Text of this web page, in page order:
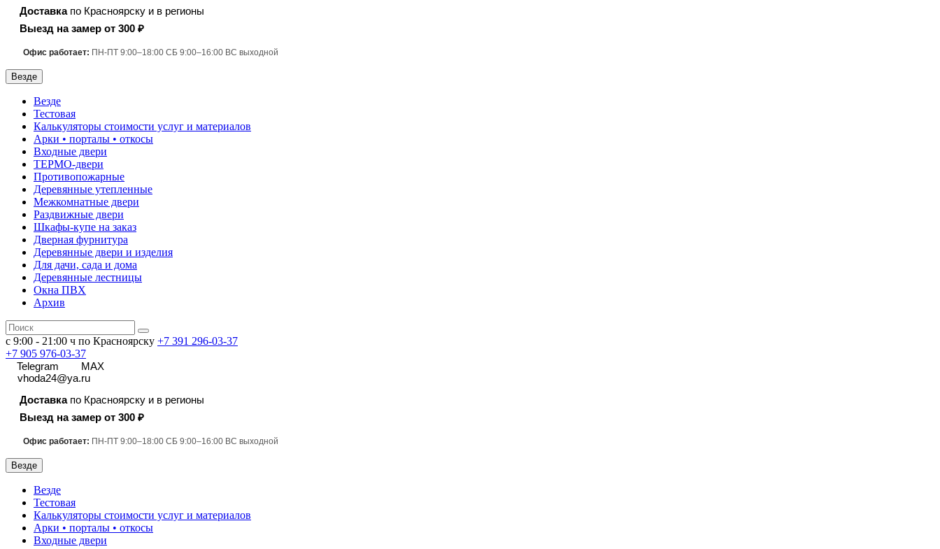
Доставкапо Красноярску и в регионы
Выезд на замер от 300 ₽
Офис работает: ПН-ПТ 9:00–18:00 СБ 9:00–16:00 ВС выходной
Везде
Везде
Тестовая
Калькуляторы стоимости услуг и материалов
Арки • порталы • откосы
Входные двери
ТЕРМО-двери
Противопожарные
Деревянные утепленные
Межкомнатные двери
Раздвижные двери
Шкафы-купе на заказ
Дверная фурнитура
Деревянные двери и изделия
Для дачи, сада и дома
Деревянные лестницы
Окна ПВХ
Архив
с 9:00 - 21:00 ч по Красноярску +7 391 296-03-37
+7 905 976-03-37
Telegram
MAX
vhoda24@ya.ru
Доставкапо Красноярску и в регионы
Выезд на замер от 300 ₽
Офис работает: ПН-ПТ 9:00–18:00 СБ 9:00–16:00 ВС выходной
Везде
Везде
Тестовая
Калькуляторы стоимости услуг и материалов
Арки • порталы • откосы
Входные двери